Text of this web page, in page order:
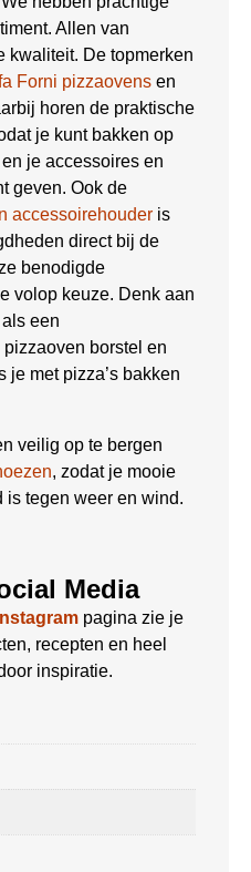
Allen van
kwaliteit. De topmerken
Forni pizzaovens en
horen de praktische
je kunt bakken op
je accessoires en
geven. Ook de
accessoirehouder is
direct bij de
benodigde
volop keuze. Denk aan
als een
borstel en
je met pizza’s bakken
veilig op te bergen
, zodat je mooie
is tegen weer en wind.
Media
Instagram pagina zie je
recepten en heel
inspiratie.